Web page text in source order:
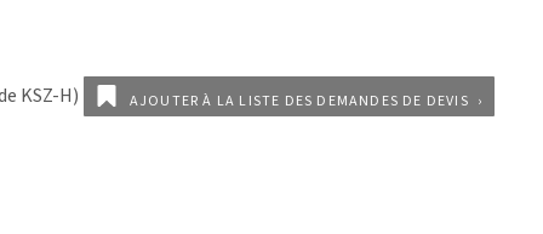
AJOUTER À LA LISTE DES DEMANDES DE DEVIS